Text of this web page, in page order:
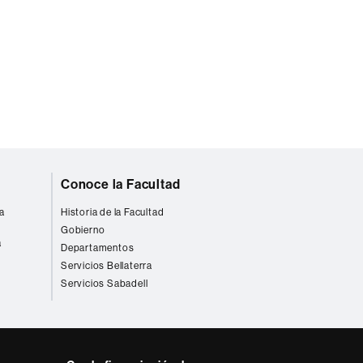
Conoce la Facultad
Historia de la Facultad
Gobierno
Departamentos
Servicios Bellaterra
Servicios Sabadell